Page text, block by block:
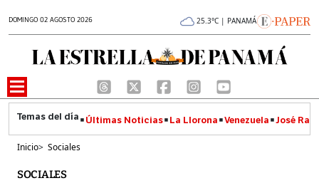
DOMINGO 02 AGOSTO 2026 25.3°C | PANAMÁ
Últimas Noticias La Llorona Venezuela José
Inicio> Sociales
SOCIALES